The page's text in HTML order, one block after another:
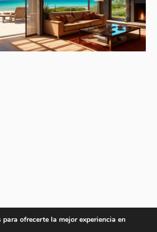
ofrecerte la mejor experiencia en